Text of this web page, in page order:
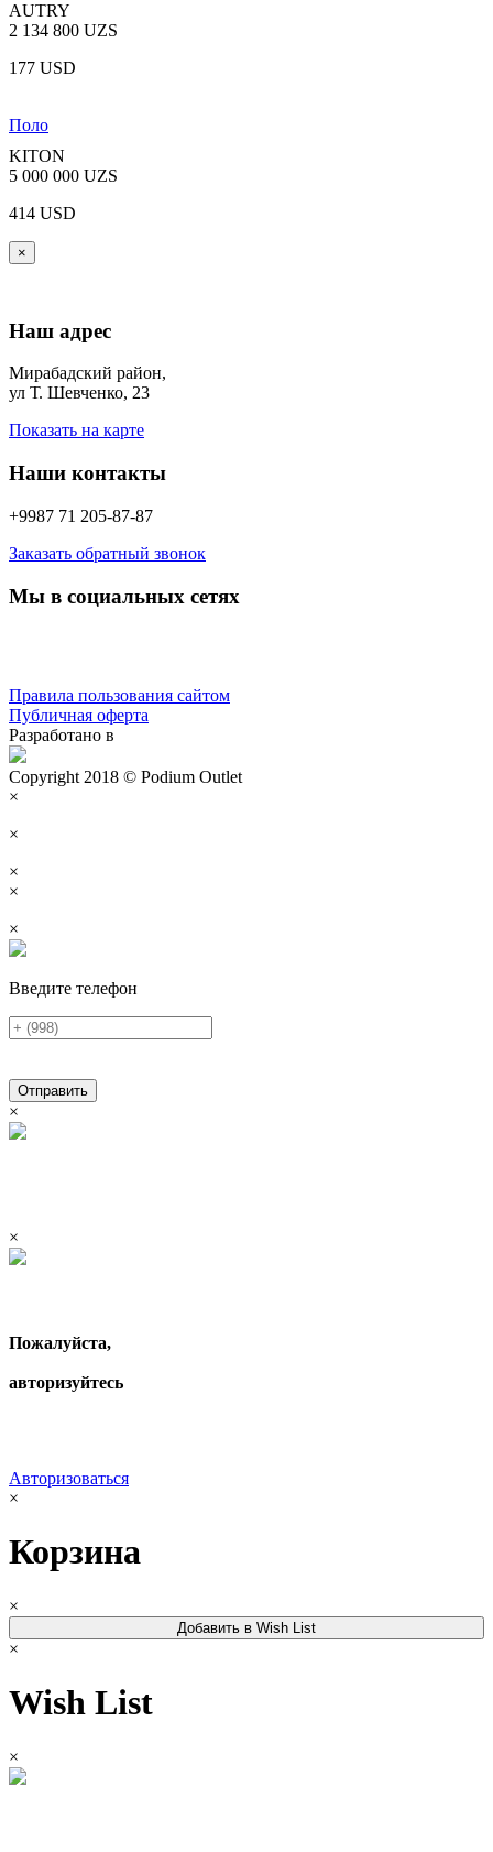
AUTRY
2 134 800 UZS
177 USD
Поло
KITON
5 000 000 UZS
414 USD
×
Наш адрес
Мирабадский район,
ул Т. Шевченко, 23
Показать на карте
Наши контакты
+9987 71 205-87-87
Заказать обратный звонок
Мы в социальных сетях
Правила пользования сайтом
Публичная оферта
Разработано в
Copyright 2018 © Podium Outlet
×
×
×
×
×
Введите телефон
Отправить
×
×
Пожалуйста,
авторизуйтесь
Авторизоваться
×
Корзина
×
Добавить в Wish List
×
Wish List
×